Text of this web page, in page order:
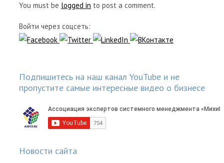
You must be logged in to post a comment.
Войти через соцсеть:
Подпишитесь на наш канал YouTube и не
пропустите самые интересные видео о бизнесе
Новости сайта